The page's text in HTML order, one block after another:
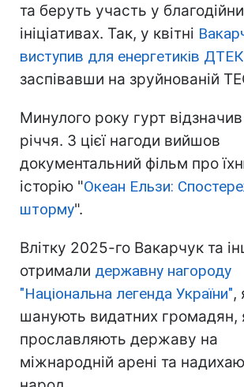
та беруть участь у
ініціативах. Так, у квітні
виступив для енергетиків ДТЕК
заспівавши на зруйнованій
Минулого року гурт
річчя. З цієї нагоди вийшов
документальний фільм про
історію "Океан Ельзи:
шторму".
Влітку 2025-го Вакарчук та
отримали державну нагороду
"Національна легенда України",
шанують видатних громадян,
прославляють державу на
міжнародній арені та